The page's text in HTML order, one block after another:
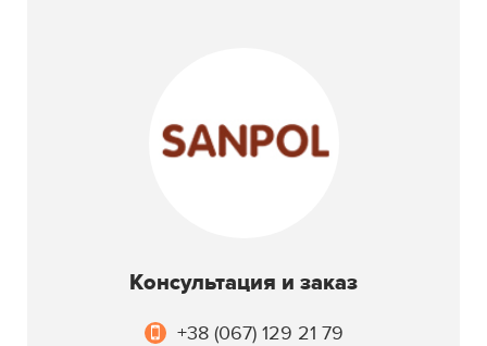
Консультация и заказ
+38 (067) 129 21 79